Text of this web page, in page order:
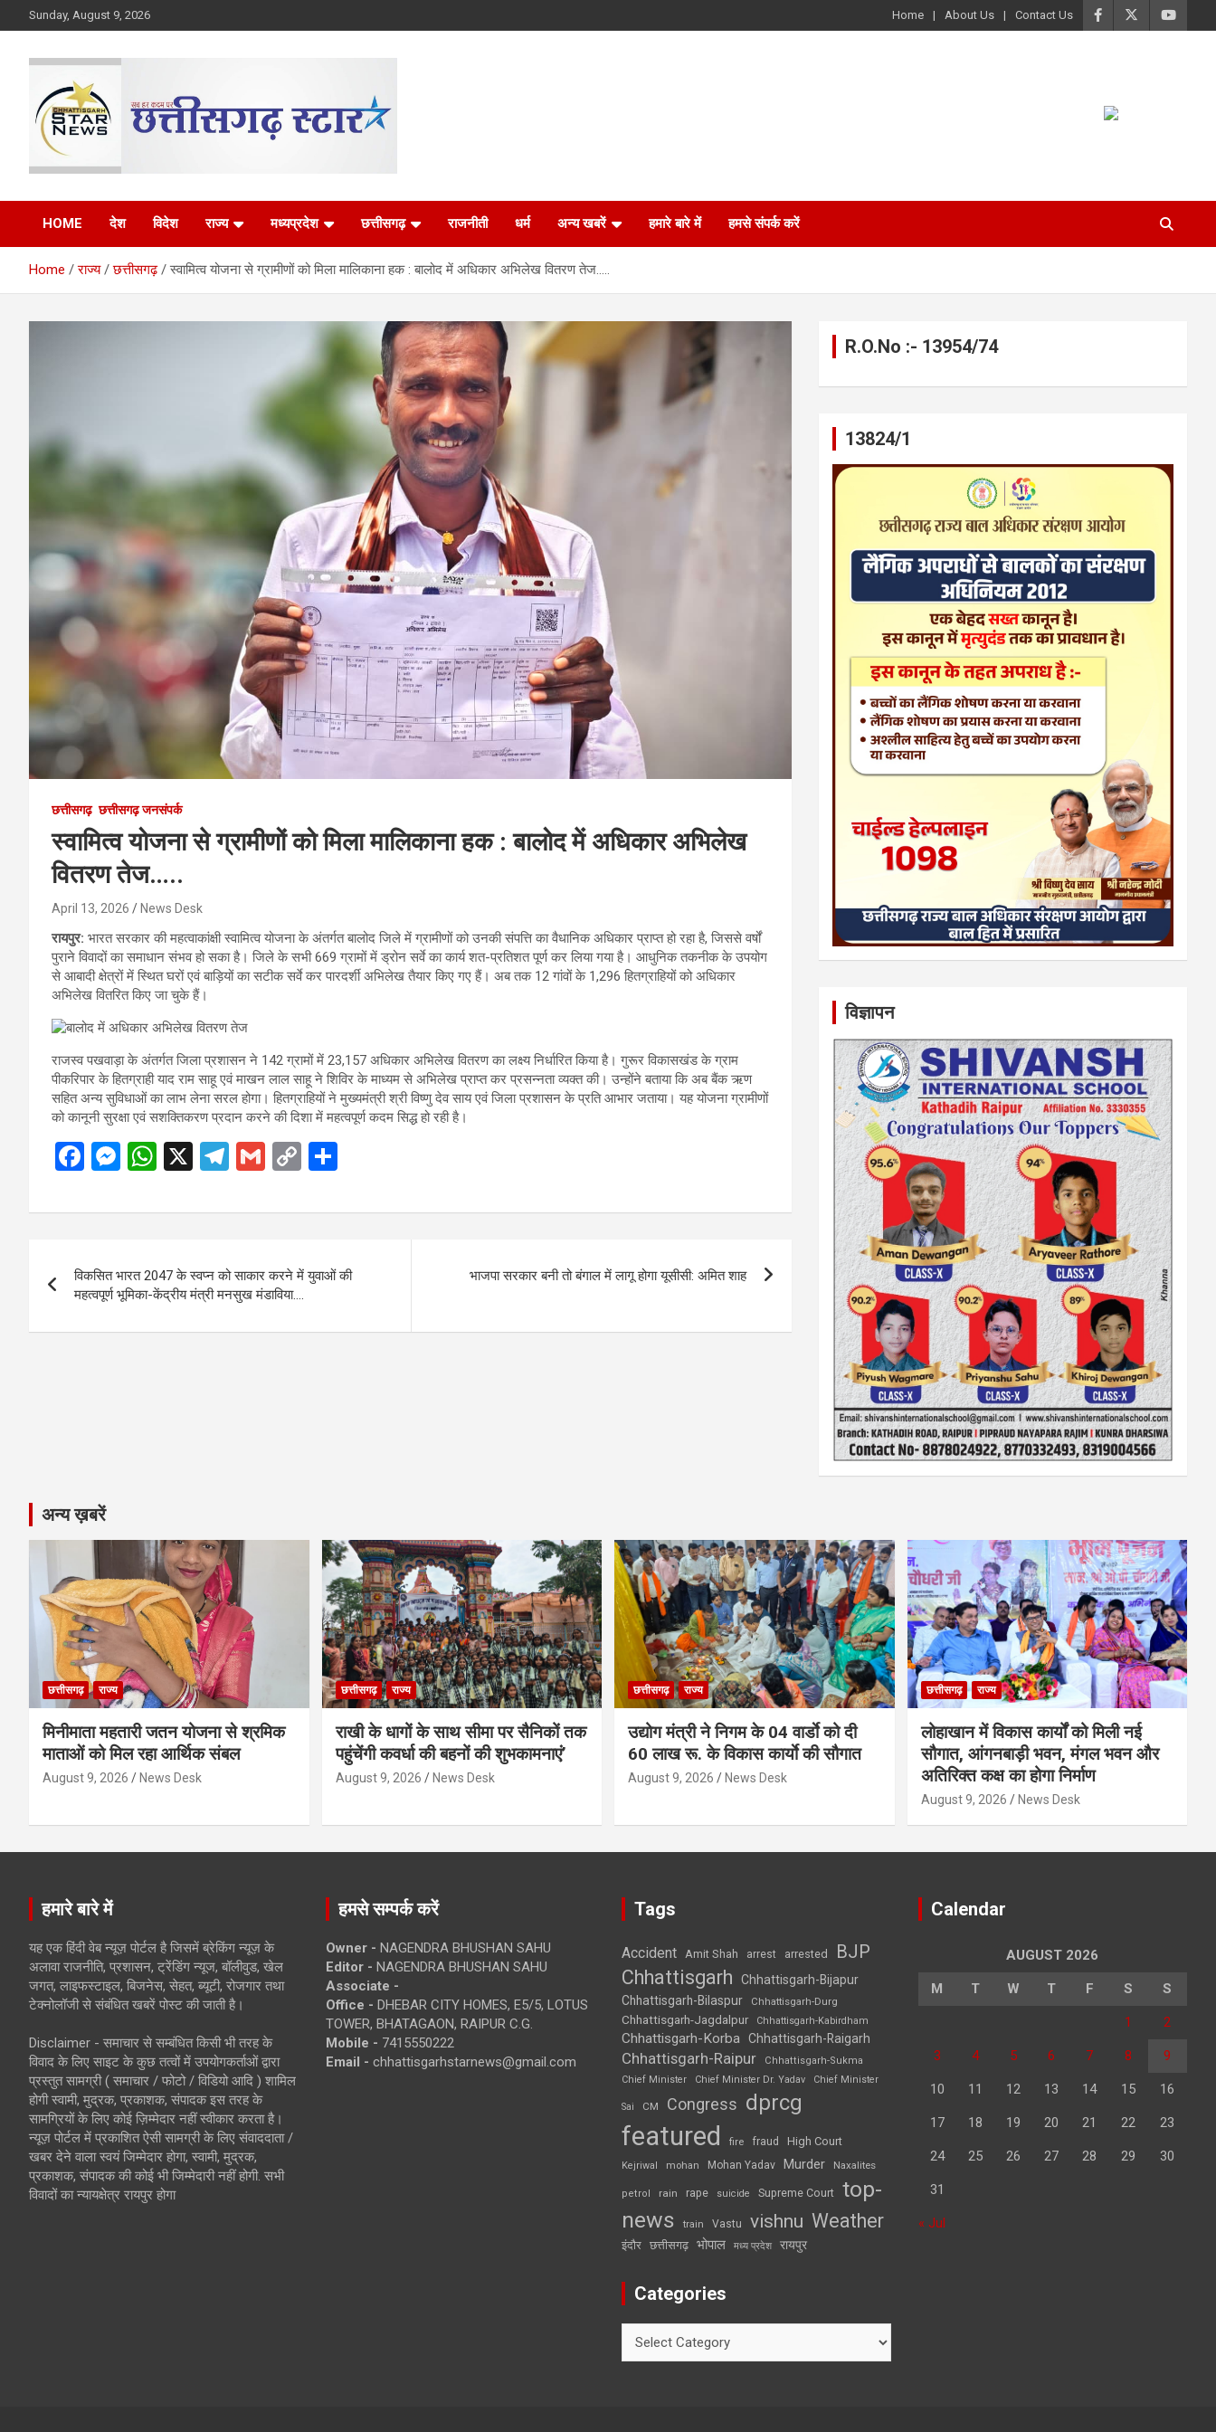
to
Sunday, August 9, 2026 Home About Us Contact Us
Chhattisgarh Star
HOME देश विदेश राज्य मध्यप्रदेश छत्तीसगढ़ राजनीती धर्म अन्य खबरें हमारे बारे में हमसे संपर्क करें
Home राज्य छत्तीसगढ़ स्वामित्व योजना से ग्रामीणों को मिला मालिकाना हक : बालोद में अधिकार अभिलेख वितरण तेज…..
छत्तीसगढ़ छत्तीसगढ़ जनसंपर्क
स्वामित्व योजना से ग्रामीणों को मिला मालिकाना हक : बालोद में अधिकार अभिलेख
वितरण तेज…..
April 13, 2026 News Desk
रायपुर: भारत सरकार की महत्वाकांक्षी स्वामित्व योजना के अंतर्गत बालोद जिले में ग्रामीणों को उनकी संपत्ति का वैधानिक अधिकार प्राप्त हो रहा है, जिससे वर्षों
पुराने विवादों का समाधान संभव हो सका है। जिले के सभी 669 ग्रामों में ड्रोन सर्वे का कार्य शत-प्रतिशत पूर्ण कर लिया गया है। आधुनिक तकनीक के उपयोग
से आबादी क्षेत्रों में स्थित घरों एवं बाड़ियों का सटीक सर्वे कर पारदर्शी अभिलेख तैयार किए गए हैं। अब तक 12 गांवों के 1,296 हितग्राहियों को अधिकार
अभिलेख वितरित किए जा चुके हैं।
राजस्व पखवाड़ा के अंतर्गत जिला प्रशासन ने 142 ग्रामों में 23,157 अधिकार अभिलेख वितरण का लक्ष्य निर्धारित किया है। गुरूर विकासखंड के ग्राम
पीकरिपार के हितग्राही याद राम साहू एवं माखन लाल साहू ने शिविर के माध्यम से अभिलेख प्राप्त कर प्रसन्नता व्यक्त की। उन्होंने बताया कि अब बैंक ऋण
सहित अन्य सुविधाओं का लाभ लेना सरल होगा। हितग्राहियों ने मुख्यमंत्री श्री विष्णु देव साय एवं जिला प्रशासन के प्रति आभार जताया। यह योजना ग्रामीणों
को कानूनी सुरक्षा एवं सशक्तिकरण प्रदान करने की दिशा में महत्वपूर्ण कदम सिद्ध हो रही है।
F
ce
o
o
k
M
se
g
er
W
at
A
p
p
X
T
e
a
m
G
ail
C
py
n
k
ar
navigation
विकसित भारत 2047 के स्वप्न को साकार करने में युवाओं की
महत्वपूर्ण भूमिका-केंद्रीय मंत्री मनसुख मंडाविया….
भाजपा सरकार बनी तो बंगाल में लागू होगा यूसीसी: अमित शाह
R.O.No :- 13954/74
13824/1
विज्ञापन
अन्य ख़बरें
छत्तीसगढ़ राज्य
मिनीमाता महतारी जतन योजना से श्रमिक
माताओं को मिल रहा आर्थिक संबल
August 9, 2026 News Desk
छत्तीसगढ़ राज्य
राखी के धागों के साथ सीमा पर सैनिकों तक
पहुंचेंगी कवर्धा की बहनों की शुभकामनाएं’
August 9, 2026 News Desk
छत्तीसगढ़ राज्य
उद्योग मंत्री ने निगम के 04 वार्डाे को दी
60 लाख रू. के विकास कार्याे की सौगात
August 9, 2026 News Desk
छत्तीसगढ़ राज्य
लोहाखान में विकास कार्यों को मिली नई
सौगात, आंगनबाड़ी भवन, मंगल भवन और
अतिरिक्त कक्ष का होगा निर्माण
August 9, 2026 News Desk
हमारे बारे में
यह एक हिंदी वेब न्यूज़ पोर्टल है जिसमें ब्रेकिंग न्यूज़ के
अलावा राजनीति, प्रशासन, ट्रेंडिंग न्यूज, बॉलीवुड, खेल
जगत, लाइफस्टाइल, बिजनेस, सेहत, ब्यूटी, रोजगार तथा
टेक्नोलॉजी से संबंधित खबरें पोस्ट की जाती है।
Disclaimer - समाचार से सम्बंधित किसी भी तरह के
विवाद के लिए साइट के कुछ तत्वों में उपयोगकर्ताओं द्वारा
प्रस्तुत सामग्री ( समाचार / फोटो / विडियो आदि ) शामिल
होगी स्वामी, मुद्रक, प्रकाशक, संपादक इस तरह के
सामग्रियों के लिए कोई ज़िम्मेदार नहीं स्वीकार करता है।
न्यूज़ पोर्टल में प्रकाशित ऐसी सामग्री के लिए संवाददाता /
खबर देने वाला स्वयं जिम्मेदार होगा, स्वामी, मुद्रक,
प्रकाशक, संपादक की कोई भी जिम्मेदारी नहीं होगी. सभी
विवादों का न्यायक्षेत्र रायपुर होगा
हमसे सम्पर्क करें
Owner - NAGENDRA BHUSHAN SAHU
Editor - NAGENDRA BHUSHAN SAHU
Associate -
Office - DHEBAR CITY HOMES, E5/5, LOTUS
TOWER, BHATAGAON, RAIPUR C.G.
Mobile - 7415550222
Email - chhattisgarhstarnews@gmail.com
Tags
Accident Amit Shah arrest arrested BJP
Chhattisgarh
Chhattisgarh-Bijapur
Chhattisgarh-Bilaspur
Chhattisgarh-Durg
Chhattisgarh-Jagdalpur Chhattisgarh-Kabirdham
Chhattisgarh-Korba Chhattisgarh-Raigarh
Chhattisgarh-Raipur
Chhattisgarh-Sukma
Chief Minister
Chief Minister Dr. Yadav Chief Minister
Sai CM Congress dprcg
featured fire fraud High Court
Kejriwal mohan Mohan Yadav Murder Naxalites
petrol rain rape suicide Supreme Court top-
news
train Vastu vishnu Weather
इंदौर छत्तीसगढ़ भोपाल मध्य प्रदेश रायपुर
Categories
Calendar
AUGUST 2026
M T W T F S S
1 2
3 4 5 6 7 8 9
10 11 12 13 14 15 16
17 18 19 20 21 22 23
24 25 26 27 28 29 30
31
« Jul